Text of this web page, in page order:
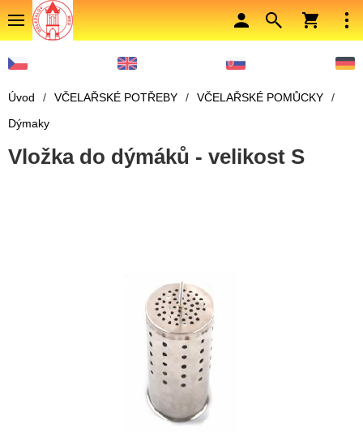
Úvod / VČELAŘSKÉ POTŘEBY / VČELAŘSKÉ POMŮCKY
/
Dýmaky
Vložka do dýmáků - velikost S